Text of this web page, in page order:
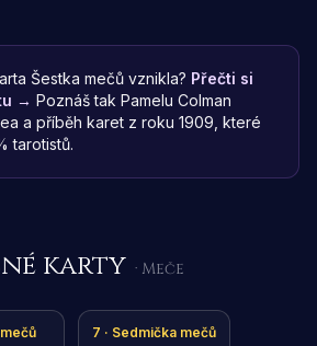
Šestka mečů vznikla? Přečti si
→ Poznáš tak Pamelu Colman
a příběh karet z roku 1909, které
tarotistů.
karty · Meče
7 · Sedmička mečů